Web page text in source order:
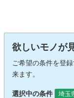
欲しいモノが
ご希望の条件を登
来ます。
選択中の条件 埼玉